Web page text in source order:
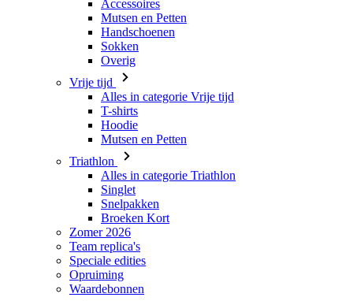
Vrije tijd
Alles in categorie Vrije tijd
T-shirts
Hoodie
Mutsen en Petten
Triathlon
Alles in categorie Triathlon
Singlet
Snelpakken
Broeken Kort
Zomer 2026
Team replica's
Speciale edities
Opruiming
Waardebonnen
Dames
Alles in categorie Dames
Fietsen
Alles in categorie Fietsen